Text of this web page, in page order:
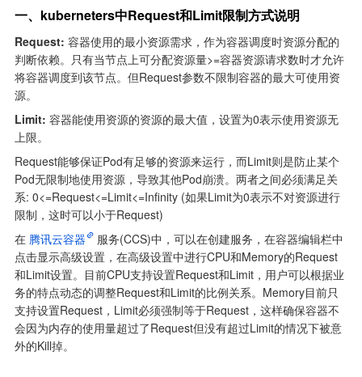
一、kuberneters中Request和Limit限制方式说明
Request: 容器使用的最小资源需求，作为容器调度时资源分配的
判断依赖。只有当节点上可分配资源量>=容器资源请求数时才允许
将容器调度到该节点。但Request参数不限制容器的最大可使用资
源。
Limit: 容器能使用资源的资源的最大值，设置为0表示使用资源无
上限。
Request能够保证Pod有足够的资源来运行，而Limit则是防止某个
Pod无限制地使用资源，导致其他Pod崩溃。两者之间必须满足关
系: 0<=Request<=Limit<=Infinity (如果Limit为0表示不对资源进行
限制，这时可以小于Request)
在 腾讯云容器
服务(CCS)中，可以在创建服务，在容器编辑栏中
点击显示高级设置，在高级设置中进行CPU和Memory的Request
和Limit设置。目前CPU支持设置Request和Limit，用户可以根据业
务的特点动态的调整Request和Limit的比例关系。Memory目前只
支持设置Request，Limit必须强制等于Request，这样确保容器不
会因为内存的使用量超过了Request但没有超过Limit的情况下被意
外的Kill掉。